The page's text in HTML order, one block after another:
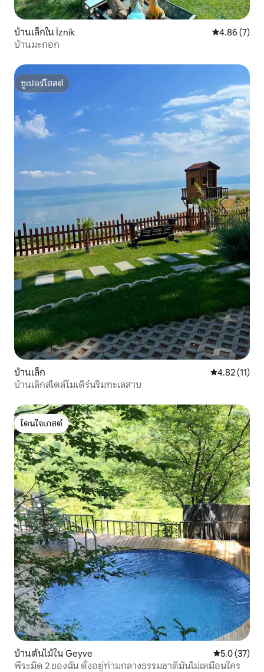
บ้านเล็กใน İznik คะแนนเฉลี่ย
4.86 (7)
บ้านมะกอก
ซูเปอร์โฮสต์
ซูเปอร์โฮสต์
บ้านเล็ก คะแนนเฉลี่ย
4.82 (11)
บ้านเล็กสไตล์โมเดิร์นริมทะเลสาบ
โดนใจเกสต์
โดนใจเกสต์
บ้านต้นไม้ใน Geyve คะแนนเฉลี่ย
5.0 (37)
พีระมิด 2 ของฉัน ตั้งอยู่ท่ามกลางธรรมชาติมันไม่เหมือนใคร